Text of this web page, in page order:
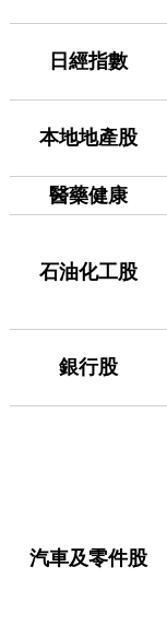
日經指數
本地地產股
醫藥健康
石油化工股
銀行股
汽車及零件股